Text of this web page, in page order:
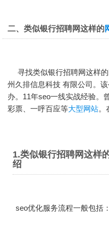
二、类似银行招聘网这样的
寻找类似银行招聘网这样的
州久排信息科技 有限公司。
办。11年seo一线实战经验。
彩票、一呼百应等大型网站。
1.类似银行招聘网这样
绍
seo优化服务流程一般包括：